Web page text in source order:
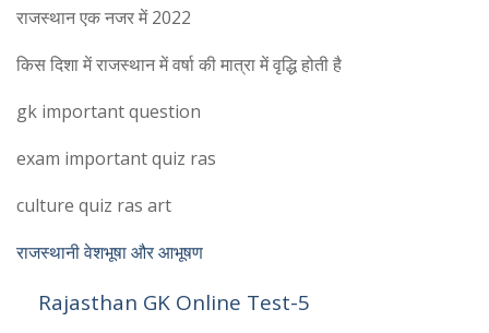
राजस्थान एक नजर में 2022
किस दिशा में राजस्थान में वर्षा की मात्रा में वृद्धि होती है
gk important question
exam important quiz ras
culture quiz ras art
राजस्थानी वेशभूषा और आभूषण
Rajasthan GK Online Test-5